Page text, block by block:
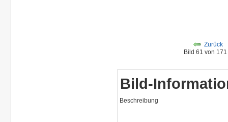
Zurück
Bild 61 von
Bild-
Beschreibung